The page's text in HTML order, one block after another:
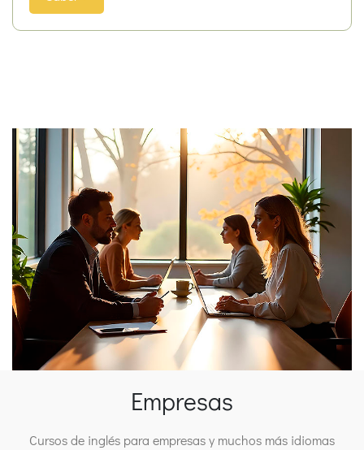
Empresas
Cursos de inglés para empresas y muchos más idiomas